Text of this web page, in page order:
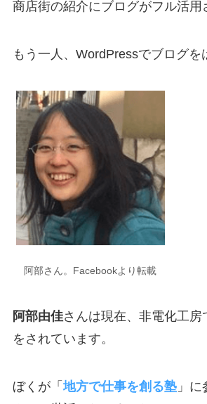
商店街の紹介にブログがフル活用
もう一人、WordPressでブログを
阿部さん。Facebookより転載
阿部由佳さんは現在、非電化工房
をされています。
ぼくが「地方で仕事を創る塾」に